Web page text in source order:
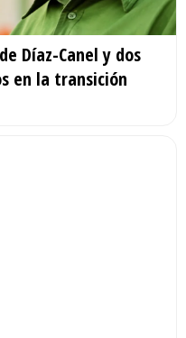
Díaz-Canel y dos
en la transición